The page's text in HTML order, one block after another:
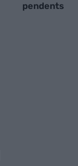
pendents